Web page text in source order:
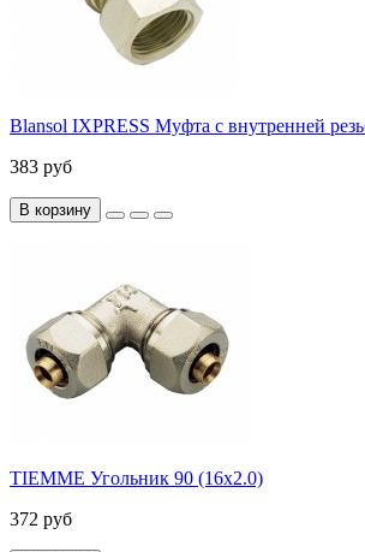
Blansol IXPRESS Муфта с внутренней
383 руб
В корзину
TIEMME Угольник 90 (16х2.0)
372 руб